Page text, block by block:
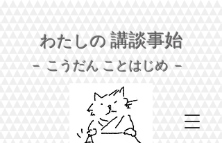
わたしの講談事始
－ こうだん ことはじめ －